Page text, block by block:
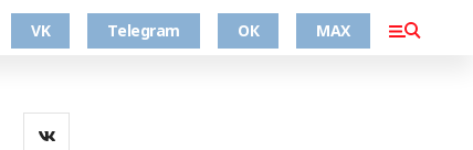
VK Telegram ОК MAX